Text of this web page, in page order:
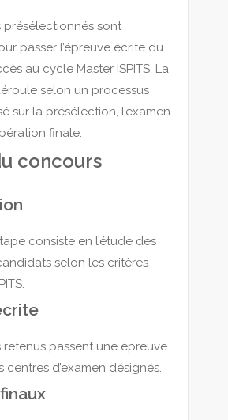
présélectionnés sont
passer l’épreuve écrite du
au cycle Master ISPITS. La
selon un processus
sur la présélection, l’examen
finale.
concours
consiste en l’étude des
selon les critères
retenus passent une épreuve
centres d’examen désignés.